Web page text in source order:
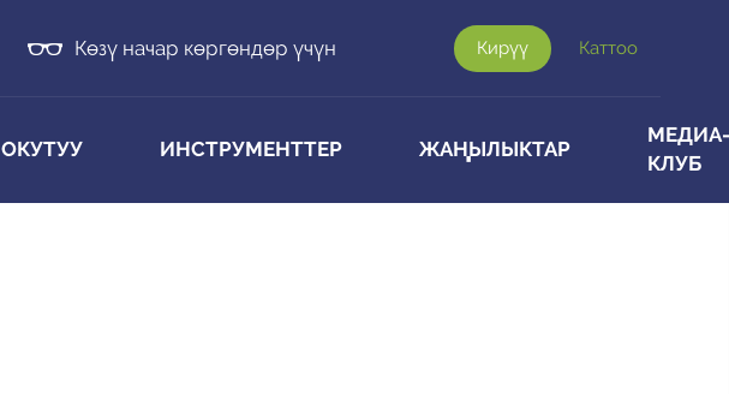
Көзү начар көргөндөр үчүн Кирүү Каттоо
ОКУТУУ ИНСТРУМЕНТТЕР ЖАҢЫЛЫКТАР
МЕДИА-
КЛУБ